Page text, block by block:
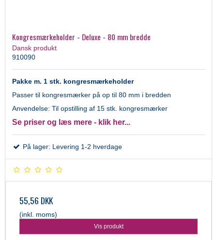
Kongresmærkeholder - Deluxe - 80 mm bredde
Dansk produkt
910090
Pakke m. 1 stk. kongresmærkeholder
Passer til kongresmærker på op til 80 mm i bredden
Anvendelse: Til opstilling af 15 stk. kongresmærker
Se priser og læs mere - klik her...
På lager: Levering 1-2 hverdage
55,56 DKK
(inkl. moms)
Vis produkt